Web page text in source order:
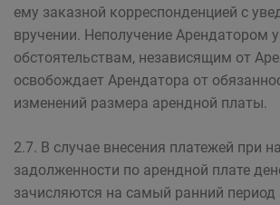
ему заказной корреспонденцией с
вручении. Неполучение Арендатором
обстоятельствам, независящим от
освобождает Арендатора от
изменений размера арендной платы.
2.7. В случае внесения платежей при
задолженности по арендной плате
зачисляются на самый ранний период